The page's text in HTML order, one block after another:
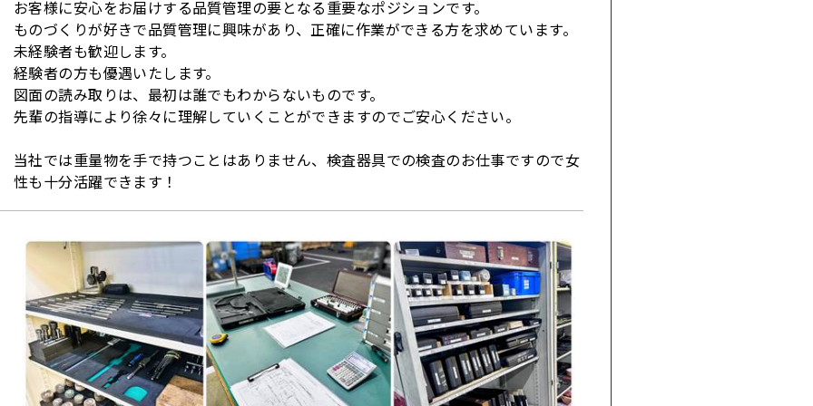
お客様に安心をお届けする品質管理の要となる重要なポジションです。
ものづくりが好きで品質管理に興味があり、正確に作業ができる方を求めています。
未経験者も歓迎します。
経験者の方も優遇いたします。
図面の読み取りは、最初は誰でもわからないものです。
先輩の指導により徐々に理解していくことができますのでご安心ください。
当社では重量物を手で持つことはありません、検査器具での検査のお仕事ですので女
性も十分活躍できます！